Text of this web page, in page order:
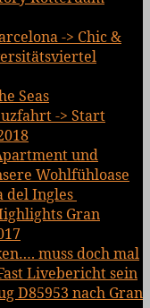
-> Chic &
Seas
-> Start
und
Wohlfühloase
del Ingles
Gran
muss doch mal
Livebericht sein
D85953 nach Gran